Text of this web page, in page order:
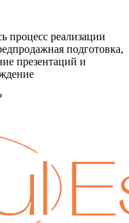
процесс реализации
подготовка,
презентаций и